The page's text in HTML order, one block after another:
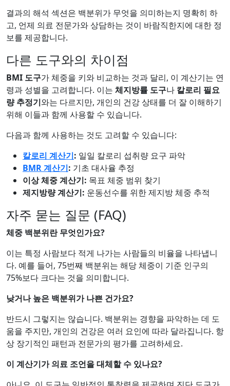
결과의 해석 섹션은 백분위가 무엇을 의미하는지 명확히 하
고, 언제 의료 전문가와 상담하는 것이 바람직한지에 대한 정
보를 제공합니다.
다른 도구와의 차이점
BMI 도구가 체중을 키와 비교하는 것과 달리, 이 계산기는 연
령과 성별을 고려합니다. 이는 체지방률 도구나 칼로리 필요
량 추정기와는 다르지만, 개인의 건강 상태를 더 잘 이해하기
위해 이들과 함께 사용할 수 있습니다.
다음과 함께 사용하는 것도 고려할 수 있습니다:
칼로리 계산기: 일일 칼로리 섭취량 요구 파악
BMR 계산기: 기초 대사율 추정
이상 체중 계산기: 목표 체중 범위 찾기
제지방량 계산기: 운동선수를 위한 제지방 체중 추적
자주 묻는 질문 (FAQ)
체중 백분위란 무엇인가요?
이는 특정 사람보다 적게 나가는 사람들의 비율을 나타냅니
다. 예를 들어, 75번째 백분위는 해당 체중이 기준 인구의
75%보다 크다는 것을 의미합니다.
낮거나 높은 백분위가 나쁜 건가요?
반드시 그렇지는 않습니다. 백분위는 경향을 파악하는 데 도
움을 주지만, 개인의 건강은 여러 요인에 따라 달라집니다. 항
상 장기적인 패턴과 전문가의 평가를 고려하세요.
이 계산기가 의료 조언을 대체할 수 있나요?